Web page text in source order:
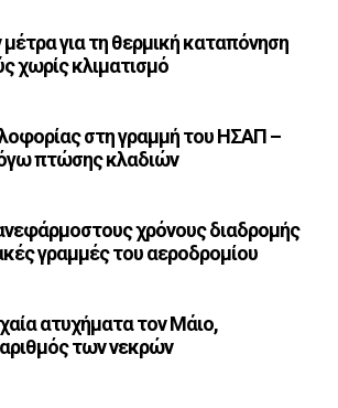
για τη θερμική καταπόνηση
χωρίς κλιματισμό
στη γραμμή του ΗΣΑΠ –
πτώσης κλαδιών
χρόνους διαδρομής
γραμμές του αεροδρομίου
ατυχήματα τον Μάιο,
των νεκρών